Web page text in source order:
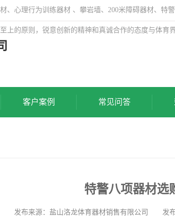
心理行为训练器材 、攀岩墙、200米障碍器材、特
上的原则，锐意创新的精神和真诚合作的态度与体
客户案例 常见问答
特警八项器材选
发布来源：盐山洛龙体育器材销售有限公司 发